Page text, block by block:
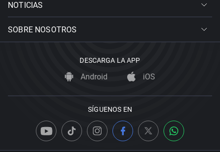
NOTICIAS
SOBRE NOSOTROS
DESCARGA LA APP
Android iOS
SÍGUENOS EN